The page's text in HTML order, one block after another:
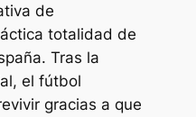
de
totalidad de
Tras la
el fútbol
gracias a que